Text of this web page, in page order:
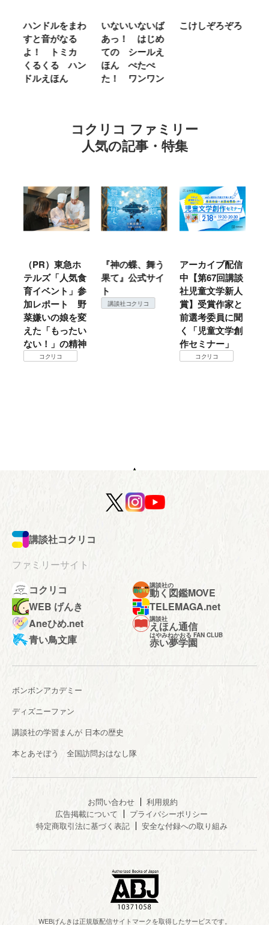
ハンドルをまわ
すと音がなる
よ！ トミカ
くるくる ハン
ドルえほん
いないいないば
あっ！ はじめ
ての シールえ
ほん ぺたぺ
た！ ワンワン
こけしぞろぞろ
コクリコ ファミリー
人気の記事・特集
（PR）東急ホ
テルズ「人気食
育イベント」参
加レポート 野
菜嫌いの娘を変
えた「もったい
ない！」の精神
コクリコ
『神の蝶、舞う
果て』公式サイ
ト
講談社コクリコ
アーカイブ配信
中【第67回講談
社児童文学新人
賞】受賞作家と
前選考委員に聞
く「児童文学創
作セミナー」
コクリコ
講談社コクリコ
ファミリーサイト
コクリコ
講談社の
動く図鑑MOVE
WEB げんき
TELEMAGA.net
Aneひめ.net
講談社
えほん通信
青い鳥文庫
はやみねかおる FAN CLUB
赤い夢学園
ボンボンアカデミー
ディズニーファン
講談社の学習まんが 日本の歴史
本とあそぼう 全国訪問おはなし隊
お問い合わせ
利用規約
広告掲載について
プライバシーポリシー
特定商取引法に基づく表記
安全な付録への取り組み
WEBげんきは正規版配信サイトマークを取得したサービスです。